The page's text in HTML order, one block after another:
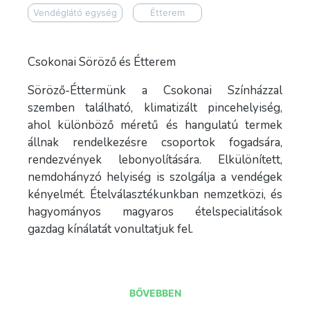
Vendéglátó egység Étterem
Csokonai Söröző és Étterem
Söröző-Éttermünk a Csokonai Színházzal
szemben található, klimatizált pincehelyiség,
ahol különböző méretű és hangulatú termek
állnak rendelkezésre csoportok fogadsára,
rendezvények lebonyolítására. Elkülönített,
nemdohányzó helyiség is szolgálja a vendégek
kényelmét. Ételválasztékunkban nemzetközi, és
hagyományos magyaros ételspecialitások
gazdag kínálatát vonultatjuk fel.
BŐVEBBEN